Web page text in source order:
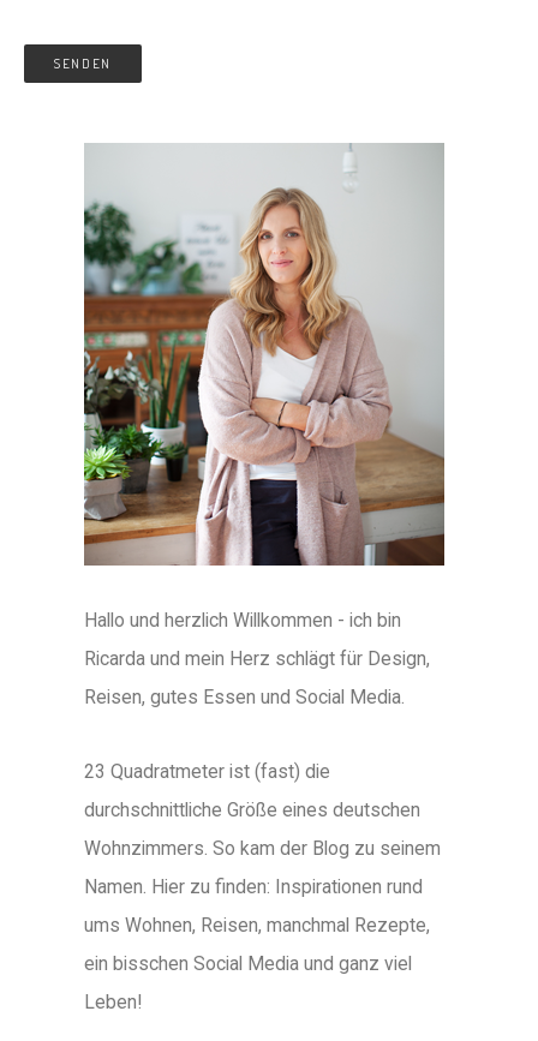
Hallo und herzlich Willkommen - ich bin
Ricarda und mein Herz schlägt für Design,
Reisen, gutes Essen und Social Media.
23 Quadratmeter ist (fast) die
durchschnittliche Größe eines deutschen
Wohnzimmers. So kam der Blog zu seinem
Namen. Hier zu finden: Inspirationen rund
ums Wohnen, Reisen, manchmal Rezepte,
ein bisschen Social Media und ganz viel
Leben!